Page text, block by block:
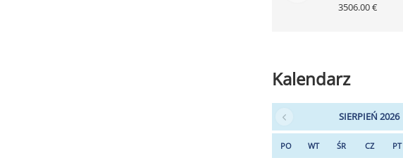
3506.00 €
Kalendarz
SIERPIEŃ 2026
PO WT ŚR CZ PT